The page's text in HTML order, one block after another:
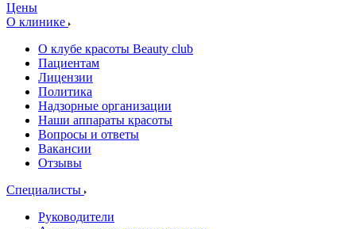
Цены
О клинике
О клубе красоты Beauty club
Пациентам
Лицензии
Политика
Надзорные организации
Наши аппараты красоты
Вопросы и ответы
Вакансии
Отзывы
Специалисты
Руководители